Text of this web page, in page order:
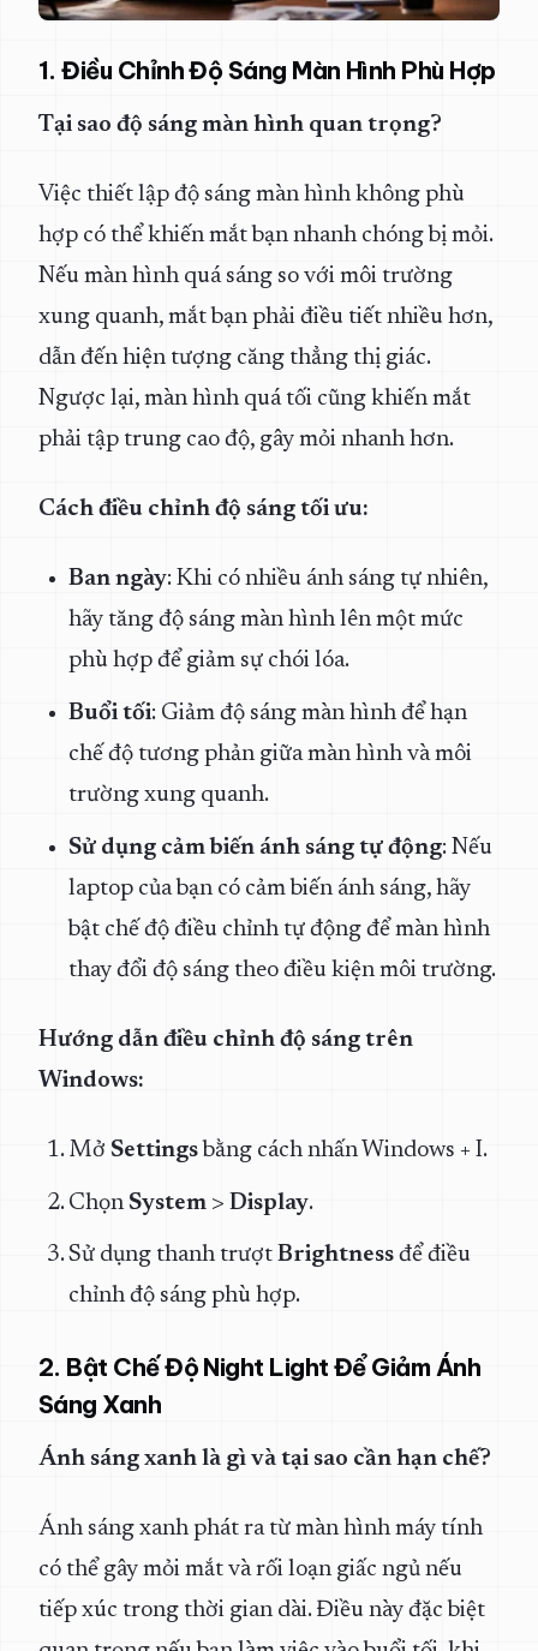
1. Điều Chỉnh Độ Sáng Màn Hình Phù Hợp
Tại sao độ sáng màn hình quan trọng?
Việc thiết lập độ sáng màn hình không phù
hợp có thể khiến mắt bạn nhanh chóng bị mỏi.
Nếu màn hình quá sáng so với môi trường
xung quanh, mắt bạn phải điều tiết nhiều hơn,
dẫn đến hiện tượng căng thẳng thị giác.
Ngược lại, màn hình quá tối cũng khiến mắt
phải tập trung cao độ, gây mỏi nhanh hơn.
Cách điều chỉnh độ sáng tối ưu:
Ban ngày: Khi có nhiều ánh sáng tự nhiên,
hãy tăng độ sáng màn hình lên một mức
phù hợp để giảm sự chói lóa.
Buổi tối: Giảm độ sáng màn hình để hạn
chế độ tương phản giữa màn hình và môi
trường xung quanh.
Sử dụng cảm biến ánh sáng tự động: Nếu
laptop của bạn có cảm biến ánh sáng, hãy
bật chế độ điều chỉnh tự động để màn hình
thay đổi độ sáng theo điều kiện môi trường.
Hướng dẫn điều chỉnh độ sáng trên
Windows:
Mở Settings bằng cách nhấnWindows + I.
Chọn System >Display.
Sử dụng thanh trượtBrightness để điều
chỉnh độ sáng phù hợp.
2. Bật Chế Độ Night Light Để Giảm Ánh
Sáng Xanh
Ánh sáng xanh là gì và tại sao cần hạn chế?
Ánh sáng xanh phát ra từ màn hình máy tính
có thể gây mỏi mắt và rối loạn giấc ngủ nếu
tiếp xúc trong thời gian dài. Điều này đặc biệt